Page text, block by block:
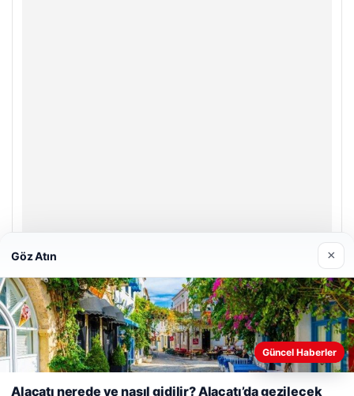
Enes Kaplan Avukatlık Bürosu
28/04/2026
Web sitemizi nasıl kullandığınızı daha iyi anlayabilmek,
Göz Atın ×
Güncel Haberler
Alaçatı nerede ve nasıl gidilir? Alaçatı’da gezilecek